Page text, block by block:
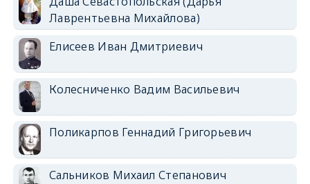
Лаврентьевна Михайлова)
Елисеев Иван Дмитриевич
Колесниченко Вадим Васильевич
Поликарпов Геннадий Григорьевич
Сальников Михаил Степанович